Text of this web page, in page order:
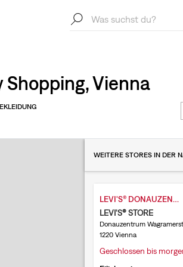
Vienna
WEITERE STORES IN DER
LEVI'S® DONAUZENTRUM
LEVI'S® STORE
Donauzentrum
1220 Vienna
Geschlossen bis